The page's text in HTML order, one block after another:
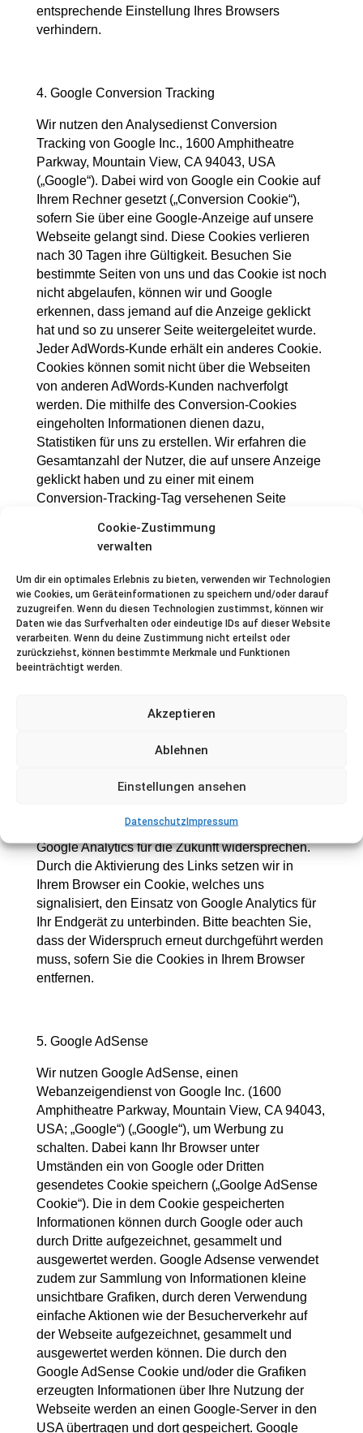
Cookie-Zustimmung
verwalten
Um dir ein optimales Erlebnis zu bieten, verwenden wir Technologien
wie Cookies, um Geräteinformationen zu speichern und/oder darauf
zuzugreifen. Wenn du diesen Technologien zustimmst, können wir
Daten wie das Surfverhalten oder eindeutige IDs auf dieser Website
verarbeiten. Wenn du deine Zustimmung nicht erteilst oder
zurückziehst, können bestimmte Merkmale und Funktionen
beeinträchtigt werden.
Akzeptieren
Ablehnen
Einstellungen ansehen
DatenschutzImpressum
entsprechende Einstellung Ihres Browsers
verhindern.
4. Google Conversion Tracking
Wir nutzen den Analysedienst Conversion
Tracking von Google Inc., 1600 Amphitheatre
Parkway, Mountain View, CA 94043, USA
(„Google“). Dabei wird von Google ein Cookie auf
Ihrem Rechner gesetzt („Conversion Cookie“),
sofern Sie über eine Google-Anzeige auf unsere
Webseite gelangt sind. Diese Cookies verlieren
nach 30 Tagen ihre Gültigkeit. Besuchen Sie
bestimmte Seiten von uns und das Cookie ist noch
nicht abgelaufen, können wir und Google
erkennen, dass jemand auf die Anzeige geklickt
hat und so zu unserer Seite weitergeleitet wurde.
Jeder AdWords-Kunde erhält ein anderes Cookie.
Cookies können somit nicht über die Webseiten
von anderen AdWords-Kunden nachverfolgt
werden. Die mithilfe des Conversion-Cookies
eingeholten Informationen dienen dazu,
Statistiken für uns zu erstellen. Wir erfahren die
Gesamtanzahl der Nutzer, die auf unsere Anzeige
geklickt haben und zu einer mit einem
Conversion-Tracking-Tag versehenen Seite
Informationen, mit denen sich Nutzer persönlich
identifizieren lassen. Eine persönliche
Identifizierung ist mittels des Conversion-Cookies
nicht möglich. Wenn Sie nicht an dem Tracking-
Verfahren teilnehmen möchten, können Sie auch
das hierfür erforderliche Setzen eines Cookies
ablehnen. Dies ist zum Beispiel möglich durch
Vornahme einer Browser-Einstellung, die das
Tracking auch deaktivieren, indem Sie Ihren
Wenn Sie über ein mobiles Endgerät (z.B.
können Sie über diesen Linkdem Einsatz von
Google Analytics für die Zukunft widersprechen.
Durch die Aktivierung des Links setzen wir in
Ihrem Browser ein Cookie, welches uns
signalisiert, den Einsatz von Google Analytics für
Ihr Endgerät zu unterbinden. Bitte beachten Sie,
dass der Widerspruch erneut durchgeführt werden
muss, sofern Sie die Cookies in Ihrem Browser
entfernen.
5. Google AdSense
Wir nutzen Google AdSense, einen
Webanzeigendienst von Google Inc. (1600
Amphitheatre Parkway, Mountain View, CA 94043,
USA; „Google“) („Google“), um Werbung zu
schalten. Dabei kann Ihr Browser unter
Umständen ein von Google oder Dritten
gesendetes Cookie speichern („Goolge AdSense
Cookie“). Die in dem Cookie gespeicherten
Informationen können durch Google oder auch
durch Dritte aufgezeichnet, gesammelt und
ausgewertet werden. Google Adsense verwendet
zudem zur Sammlung von Informationen kleine
unsichtbare Grafiken, durch deren Verwendung
einfache Aktionen wie der Besucherverkehr auf
der Webseite aufgezeichnet, gesammelt und
ausgewertet werden können. Die durch den
Google AdSense Cookie und/oder die Grafiken
erzeugten Informationen über Ihre Nutzung der
Webseite werden an einen Google-Server in den
USA übertragen und dort gespeichert. Google